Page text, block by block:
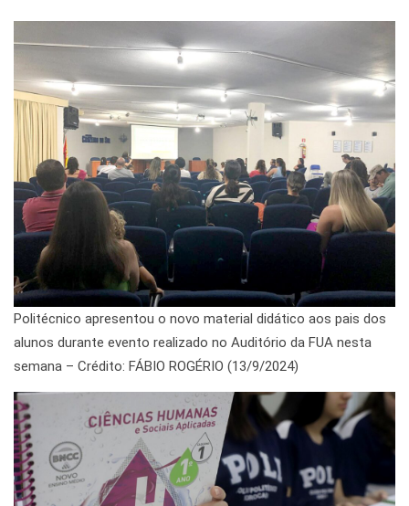
Politécnico apresentou o novo material didático aos pais dos
alunos durante evento realizado no Auditório da FUA nesta
semana – Crédito: FÁBIO ROGÉRIO (13/9/2024)